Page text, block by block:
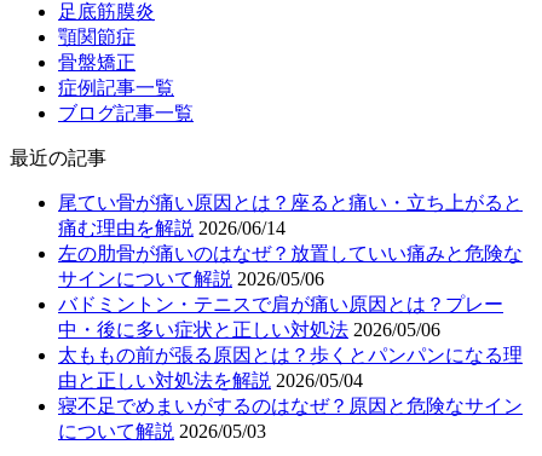
足底筋膜炎
顎関節症
骨盤矯正
症例記事一覧
ブログ記事一覧
最近の記事
尾てい骨が痛い原因とは？座ると痛い・立ち上がると
痛む理由を解説 2026/06/14
左の肋骨が痛いのはなぜ？放置していい痛みと危険な
サインについて解説 2026/05/06
バドミントン・テニスで肩が痛い原因とは？プレー
中・後に多い症状と正しい対処法 2026/05/06
太ももの前が張る原因とは？歩くとパンパンになる理
由と正しい対処法を解説 2026/05/04
寝不足でめまいがするのはなぜ？原因と危険なサイン
について解説 2026/05/03